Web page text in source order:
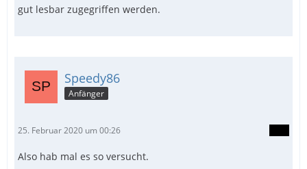
gut lesbar zugegriffen werden.
Speedy86
Anfänger
25. Februar 2020 um 00:26
Also hab mal es so versucht.